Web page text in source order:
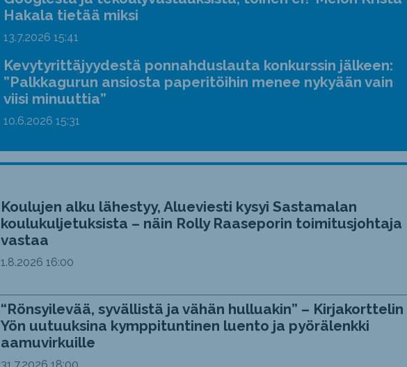
Hakala tietää miksi
13.7.2026 15:41
Kevytyrittäjyydestä ponnahduslauta konkurssin jälkeen:
”Palkkagurun ansiosta paperitöihin menee nykyään vain
viisi minuuttia”
10.6.2026 15:31
Koulujen alku lähestyy, Alueviesti kysyi Sastamalan
koulukuljetuksista – näin Rolly Raaseporin toimitusjohtaja
vastaa
1.8.2026 16:00
“Rönsyilevää, syvällistä ja vähän hulluakin” – Kirjakorttelin
Yön uutuuksina kymppituntinen luento ja pyörälenkki
aamuvirkuille